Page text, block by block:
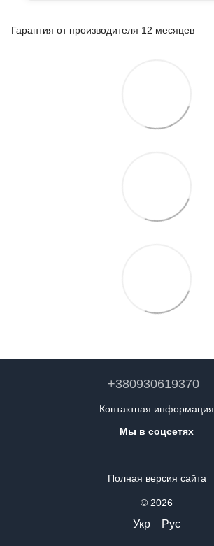
Гарантия от производителя 12 месяцев
+380930619370
Контактная информация
Мы в соцсетях
Полная версия сайта
© 2026
Укр Рус